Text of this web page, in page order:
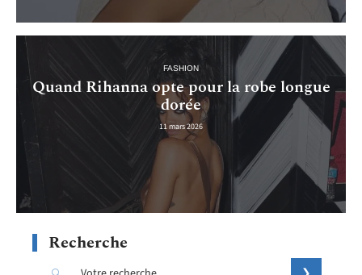
FASHION
Quand Rihanna opte pour la robe longue
dorée
11 mars 2026
Recherche